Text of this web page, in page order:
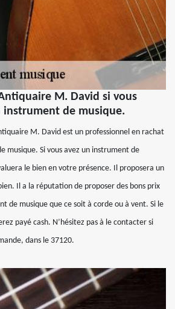
M. David si vous
instrument de musique.
M. David est un professionnel en rachat
musique. Si vous avez un instrument de
le bien en votre présence. Il proposera un
Il a la réputation de proposer des bons prix
de musique que ce soit à corde ou à vent. Si le
payé cash. N’hésitez pas à le contacter si
dans le 37120.